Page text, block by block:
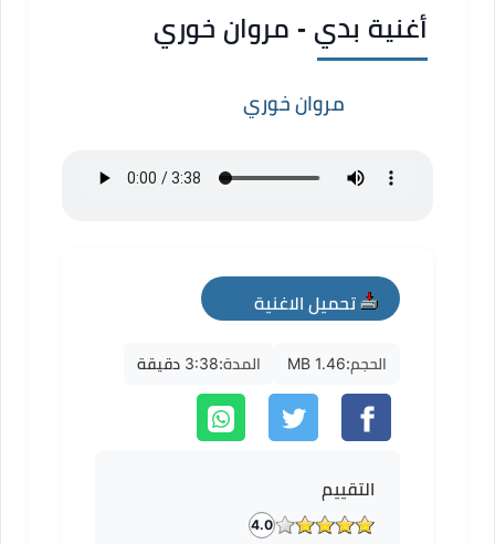
أغنية بدي - مروان خوري
مروان خوري
تحميل الاغنية
mp3
الحجم:1.46 MB المدة:3:38 دقيقة
التقييم
4.0